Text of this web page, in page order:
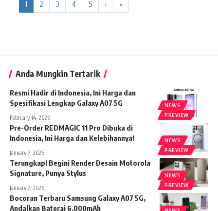
1 2 3 4 5 › »
Anda Mungkin Tertarik
NEWS
PREVIEW
Resmi Hadir di Indonesia, Ini Harga dan
Spesifikasi Lengkap Galaxy A07 5G
February 14, 2026
NEWS
PREVIEW
Pre-Order REDMAGIC 11 Pro Dibuka di
Indonesia, Ini Harga dan Kelebihannya!
January 7, 2026
NEWS
PREVIEW
Terungkap! Begini Render Desain Motorola
Signature, Punya Stylus
January 2, 2026
Bocoran Terbaru Samsung Galaxy A07 5G,
Andalkan Baterai 6.000mAh